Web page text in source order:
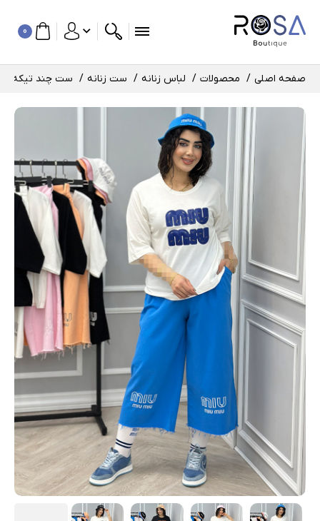
0
صفحه اصلی محصولات لباس زنانه ست زنانه ست چند تیکه